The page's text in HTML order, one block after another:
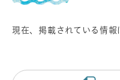
現在、掲載されている情報